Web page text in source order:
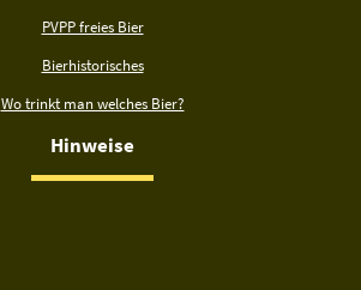
PVPP freies Bier
Bierhistorisches
Wo trinkt man welches Bier?
Hinweise